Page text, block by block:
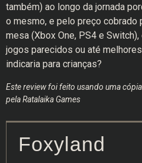
também) ao longo da jornada
o mesmo, e pelo preço
mesa (Xbox One, PS4 e
jogos parecidos ou até
indicaria para crianças?
Este review foi feito usando uma
pela Ratalaika Games
Foxyland